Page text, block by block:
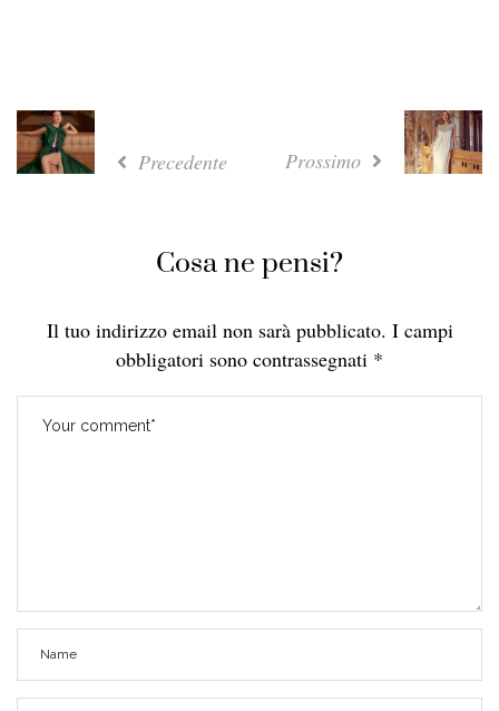
Precedente Prossimo
Cosa ne pensi?
Il tuo indirizzo email non sarà pubblicato. I campi
obbligatori sono contrassegnati *